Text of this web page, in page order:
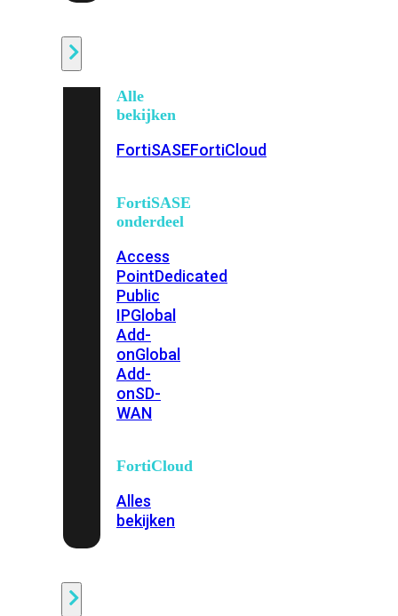
Alle
bekijken
FortiSASEFortiCloud
FortiSASE
onderdeel
Access
PointDedicated
Public
IPGlobal
Add-
onGlobal
Add-
onSD-
WAN
FortiCloud
Alles
bekijken